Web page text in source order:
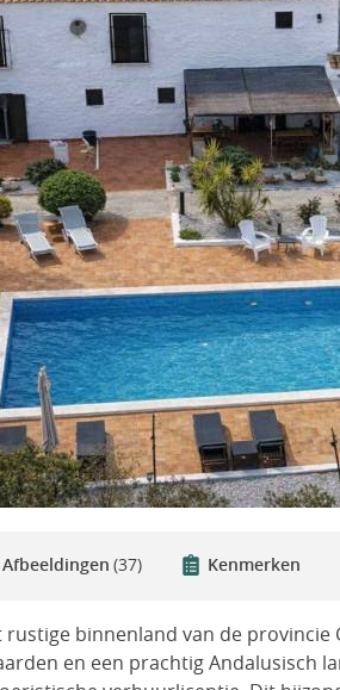
Afbeeldingen (37) Kenmerken
rustige binnenland van de
en een prachtig Andalusisch